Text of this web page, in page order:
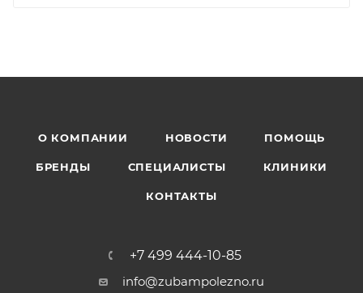
О КОМПАНИИ НОВОСТИ ПОМОЩЬ
БРЕНДЫ СПЕЦИАЛИСТЫ КЛИНИКИ
КОНТАКТЫ
+7 499 444-10-85
info@zubampolezno.ru